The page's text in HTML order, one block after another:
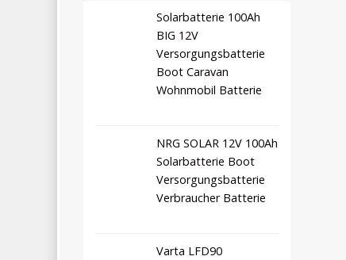
Solarbatterie 100Ah
BIG 12V
Versorgungsbatterie
Boot Caravan
Wohnmobil Batterie
NRG SOLAR 12V 100Ah
Solarbatterie Boot
Versorgungsbatterie
Verbraucher Batterie
Varta LFD90